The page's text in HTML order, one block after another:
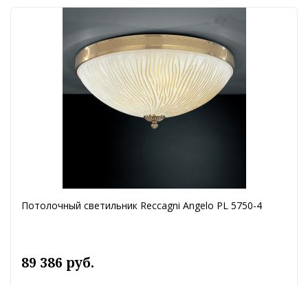
Потолочный светильник Reccagni Angelo PL 5750-4
89 386 руб.